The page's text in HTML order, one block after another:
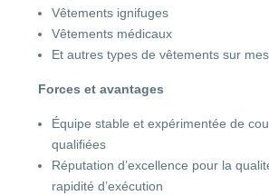
Vêtements ignifuges
Vêtements médicaux
Et autres types de vêtements sur
Forces et avantages
Équipe stable et expérimentée de
qualifiées
Réputation d’excellence pour la
rapidité d’exécution